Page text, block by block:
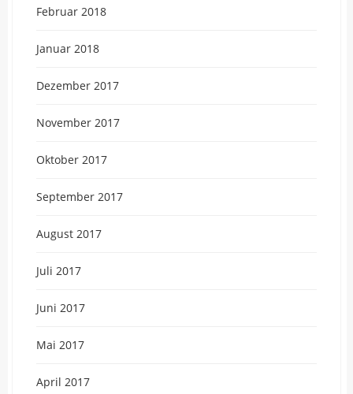
Februar 2018
Januar 2018
Dezember 2017
November 2017
Oktober 2017
September 2017
August 2017
Juli 2017
Juni 2017
Mai 2017
April 2017